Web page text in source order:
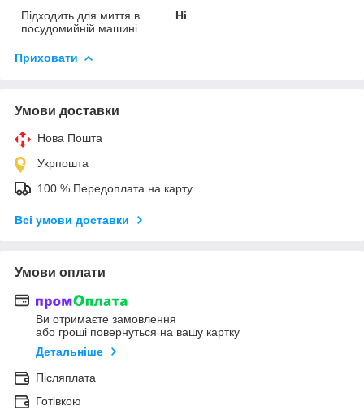
Підходить для миття в
посудомийній машині
Ні
Приховати
Умови доставки
Нова Пошта
Укрпошта
100 % Передоплата на карту
Всі умови доставки
Умови оплати
Ви отримаєте замовлення
або гроші повернуться на вашу картку
Детальніше
Післяплата
Готівкою